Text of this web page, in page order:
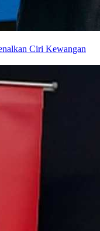
Ciri Kewangan